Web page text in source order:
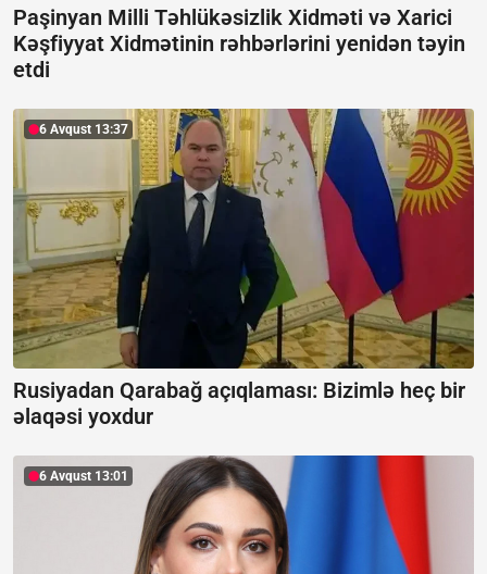
Paşinyan Milli Təhlükəsizlik Xidməti və Xarici
Kəşfiyyat Xidmətinin rəhbərlərini yenidən təyin
etdi
6 Avqust 13:37
Rusiyadan Qarabağ açıqlaması: Bizimlə heç bir
əlaqəsi yoxdur
6 Avqust 13:01